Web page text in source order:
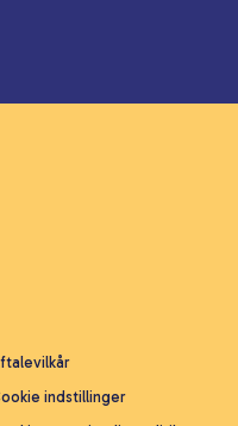
indstillinger